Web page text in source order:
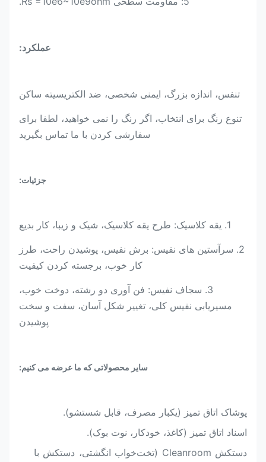
عملکرد:
تنفس، اندازه بزرگ، ایمنی شخصی، ضد الکتریسیته ساکن
تنوع رنگ برای انتخاب، اگر رنگ را نمی خواهید، لطفا برای
سفارشی کردن با ما تماس بگیرید
جزئیات:
1. یقه کلاسیک: طرح یقه کلاسیک، شیک و زیبا، کار بدیع
2. سرآستین های نفیس: برش نفیس، پوشیدن راحت، طرز
کار خوب، برجسته کردن کیفیت
3. سجاف نفیس: فن آوری دو رشته، دوخت خوب،
مسیریابی نفیس کلی، تغییر شکل آسان، سفت و سخت
پوشیدن
سایر محصولاتی که ما عرضه می کنیم:
پوشاک اتاق تمیز (یکبار مصرف، قابل شستشو).
اسناد اتاق تمیز (کاغذ، خودکار، نوت بوک).
دستکش Cleanroom (تخت‌خواب انگشتی، دستکش با